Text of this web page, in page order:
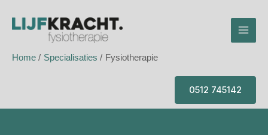
inhoudHome Specialisaties Fysiotherapie
0512 745142